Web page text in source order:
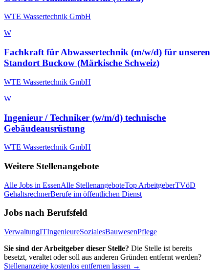
WTE Wassertechnik GmbH
W
Fachkraft für Abwassertechnik (m/w/d) für unseren
Standort Buckow (Märkische Schweiz)
WTE Wassertechnik GmbH
W
Ingenieur / Techniker (w/m/d) technische
Gebäudeausrüstung
WTE Wassertechnik GmbH
Weitere Stellenangebote
Alle Jobs in EssenAlle StellenangeboteTop ArbeitgeberTVöD
GehaltsrechnerBerufe im öffentlichen Dienst
Jobs nach Berufsfeld
VerwaltungITIngenieureSozialesBauwesenPflege
Sie sind der Arbeitgeber dieser Stelle? Die Stelle ist bereits
besetzt, veraltet oder soll aus anderen Gründen entfernt werden?
Stellenanzeige kostenlos entfernen lassen →